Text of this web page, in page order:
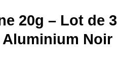
20g – Lot de 3
Noir